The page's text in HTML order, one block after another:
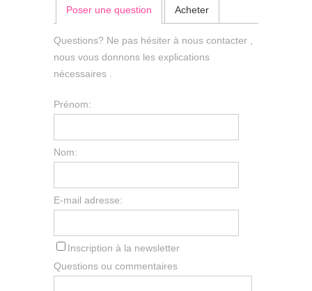
Poser une question Acheter
Questions? Ne pas hésiter à nous contacter ,
nous vous donnons les explications
nécessaires .
Prénom:
Nom:
E-mail adresse:
Inscription à la newsletter
Questions ou commentaires